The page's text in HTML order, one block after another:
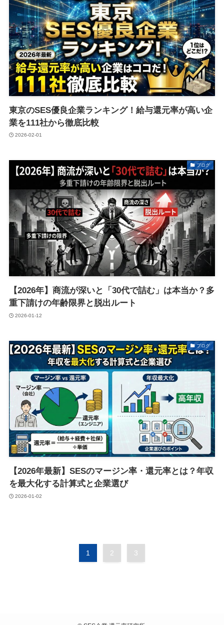
東京のSES優良企業ランキング！給与還元率が高い企
業を111社から徹底比較
2026-02-01
ブログ
【2026年】商流が深いと「30代で詰む」は本当か？多
重下請けの年齢限界と脱出ルート
2026-01-12
ブログ
【2026年最新】SESのマージン率・還元率とは？年収
を最大化する計算式と企業選び
2026-01-02
1 2 3